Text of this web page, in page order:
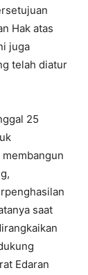
Hak atas
juga
telah diatur
25
saat
Edaran